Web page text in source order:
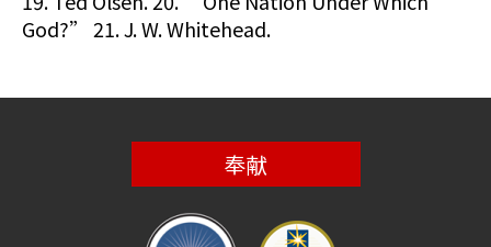
God?” 21. J. W. Whitehead.
奉献